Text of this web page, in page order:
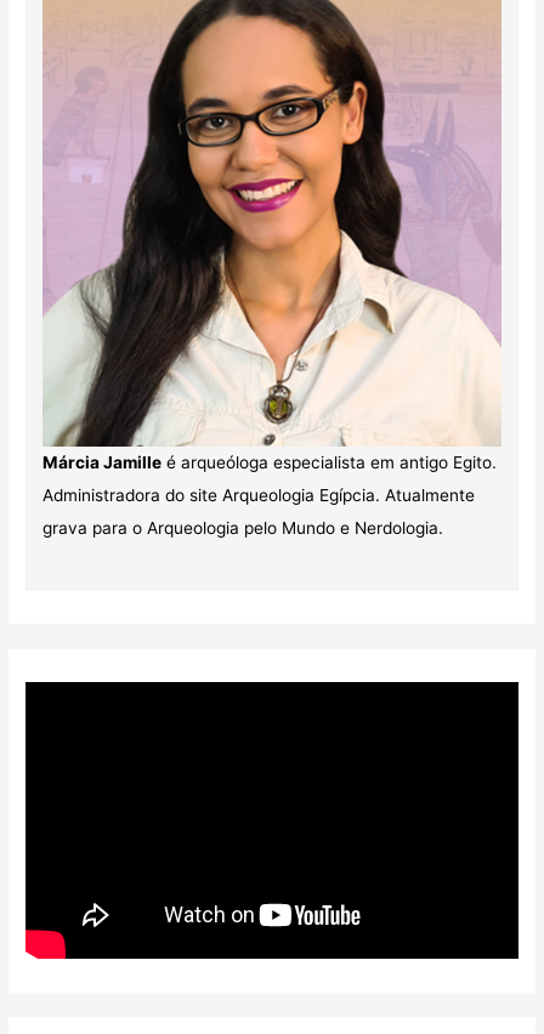
Márcia Jamilleé arqueóloga especialista em antigo Egito.
Administradora do site Arqueologia Egípcia. Atualmente
grava para o Arqueologia pelo Mundo e Nerdologia.